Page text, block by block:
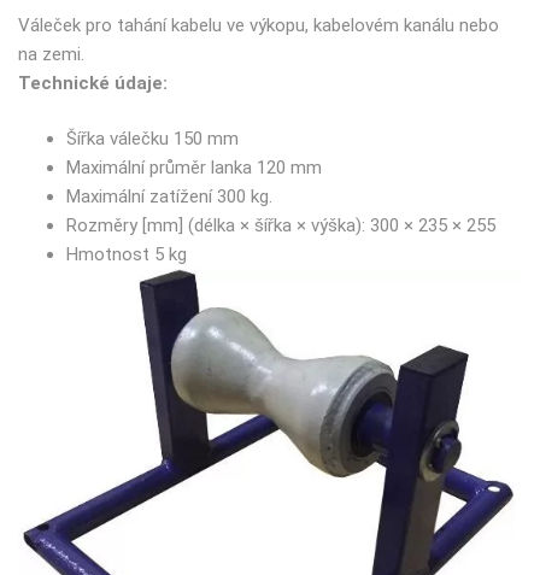
Váleček pro tahání kabelu ve výkopu, kabelovém kanálu nebo
na zemi.
Technické údaje:
Šířka válečku 150 mm
Maximální průměr lanka 120 mm
Maximální zatížení 300 kg.
Rozměry [mm] (délka × šířka × výška): 300 × 235 × 255
Hmotnost 5 kg